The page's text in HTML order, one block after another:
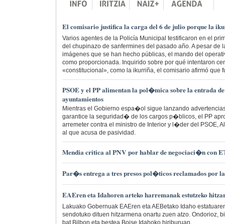
El comisario justifica la carga del 6 de julio porque la
Varios agentes de la Policía Municipal testificaron en el
del chupinazo de sanfermines del pasado año. A pesar de
imágenes que se han hecho públicas, el mando del
como proporcionada. Inquirido sobre por qué intentaron
«constitucional», como la ikurriña, el comisario afirmó que
PSOE y el PP alimentan la pol�mica sobre la entrada de
ayuntamientos
Mientras el Gobierno espa�ol sigue lanzando
garantice la seguridad� de los cargos p�blicos, el PP
arremeter contra el ministro de Interior y l�der del PSOE,
al que acusa de pasividad.
Mendia critica al PNV por hablar de negociaci�n con
Par�s entrega a tres presos pol�ticos reclamados por
EAEren eta Idahoren arteko harremanak estutzeko
Lakuako Gobernuak EAEren eta AEBetako Idaho
sendotuko dituen hitzarmena onartu zuen atzo. Ondorioz,
bat Bilbon eta bestea Boise Idahoko hiriburuan.